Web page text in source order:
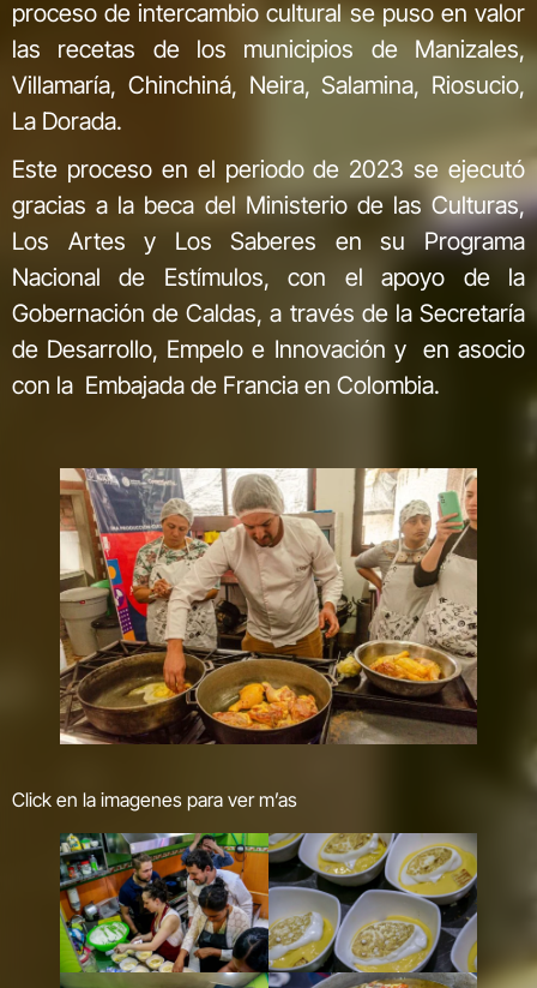
proceso de intercambio cultural se puso en valor
las recetas de los municipios de Manizales,
Villamaría, Chinchiná, Neira, Salamina, Riosucio,
La Dorada.
Este proceso en el periodo de 2023 se ejecutó
gracias a la beca del Ministerio de las Culturas,
Los Artes y Los Saberes en su Programa
Nacional de Estímulos, con el apoyo de la
Gobernación de Caldas, a través de la Secretaría
de Desarrollo, Empelo e Innovación y en asocio
con la Embajada de Francia en Colombia.
Click en la imagenes para ver m’as